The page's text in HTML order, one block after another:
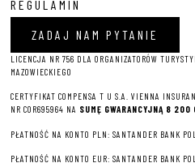
REGULAMIN
ZADAJ NAM PYTANIE
LICENCJA NR 756 DLA ORGANIZATORÓW
MAZOWIECKIEGO
CERTYFIKAT COMPENSA T U S.A. VIENNA
NR COR695964 NA SUMĘ GWARANCYJNĄ 8 200
PŁATNOŚĆ NA KONTO PLN: SANTANDER BANK
PŁATNOŚĆ NA KONTO EUR: SANTANDER BANK